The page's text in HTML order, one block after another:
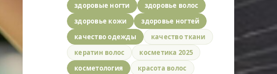
здоровые ногти
здоровье волос
здоровье кожи
здоровье ногтей
качество одежды
качество ткани
кератин волос
косметика 2025
косметология
красота волос